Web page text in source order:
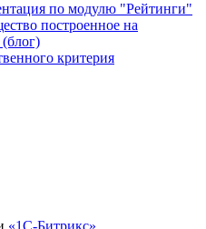
по модулю "Рейтинги"
построенное на
критерия